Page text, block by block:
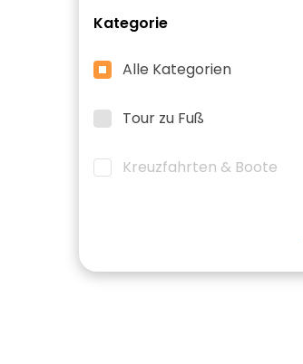
Kategorie
Alle Kategorien
Tour zu Fuß
Kreuzfahrten & Boote